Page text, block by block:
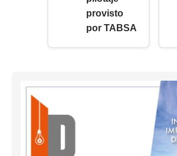
provisto
por TABSA